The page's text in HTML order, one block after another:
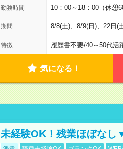
勤務時間 10：00～18：00（休憩
期間 8/8(土)、8/9(日)、22日(
特徴 履歴書不要/40～50代活
気になる！
未経験OK！残業ほぼなし